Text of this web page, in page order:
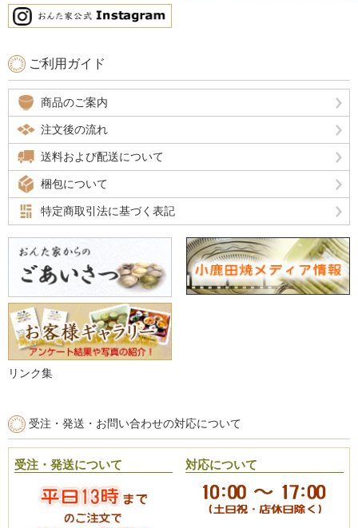
ご利用ガイド
商品のご案内
注文後の流れ
送料および配送について
梱包について
特定商取引法に基づく表記
リンク集
受注・発送・お問い合わせの対応について
受注・発送について 対応について